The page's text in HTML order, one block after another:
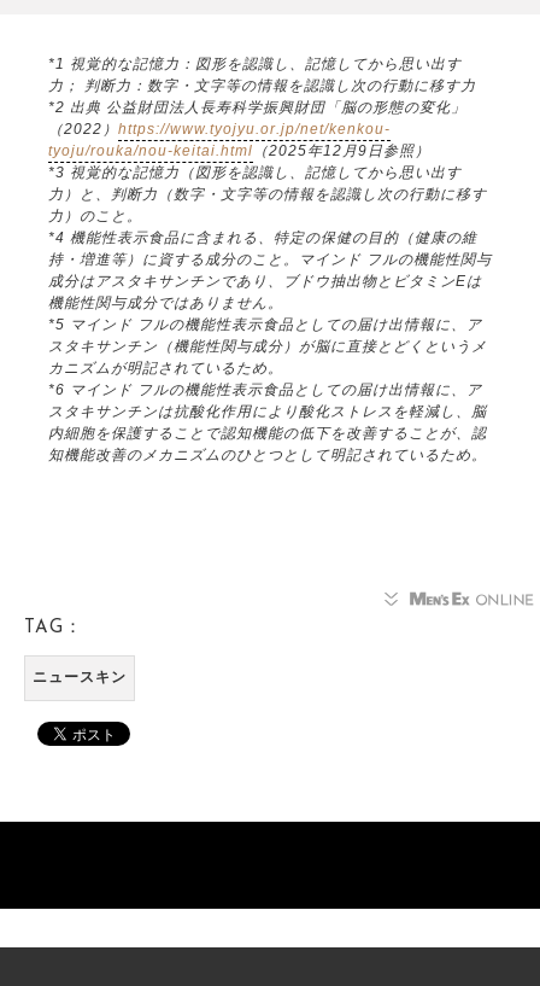
*1 視覚的な記憶力：図形を認識し、記憶してから思い出す
力； 判断力：数字・文字等の情報を認識し次の行動に移す力
*2 出典 公益財団法人長寿科学振興財団「脳の形態の変化」
（2022） https://www.tyojyu.or.jp/net/kenkou-
tyoju/rouka/nou-keitai.html （2025年12月9日参照）
*3 視覚的な記憶力（図形を認識し、記憶してから思い出す
力）と、判断力（数字・文字等の情報を認識し次の行動に移す
力）のこと。
*4 機能性表示食品に含まれる、特定の保健の目的（健康の維
持・増進等）に資する成分のこと。マインド フルの機能性関与
成分はアスタキサンチンであり、ブドウ抽出物とビタミンEは
機能性関与成分ではありません。
*5 マインド フルの機能性表示食品としての届け出情報に、ア
スタキサンチン（機能性関与成分）が脳に直接とどくというメ
カニズムが明記されているため。
*6 マインド フルの機能性表示食品としての届け出情報に、ア
スタキサンチンは抗酸化作用により酸化ストレスを軽減し、脳
内細胞を保護することで認知機能の低下を改善することが、認
知機能改善のメカニズムのひとつとして明記されているため。
TAG：
ニュースキン